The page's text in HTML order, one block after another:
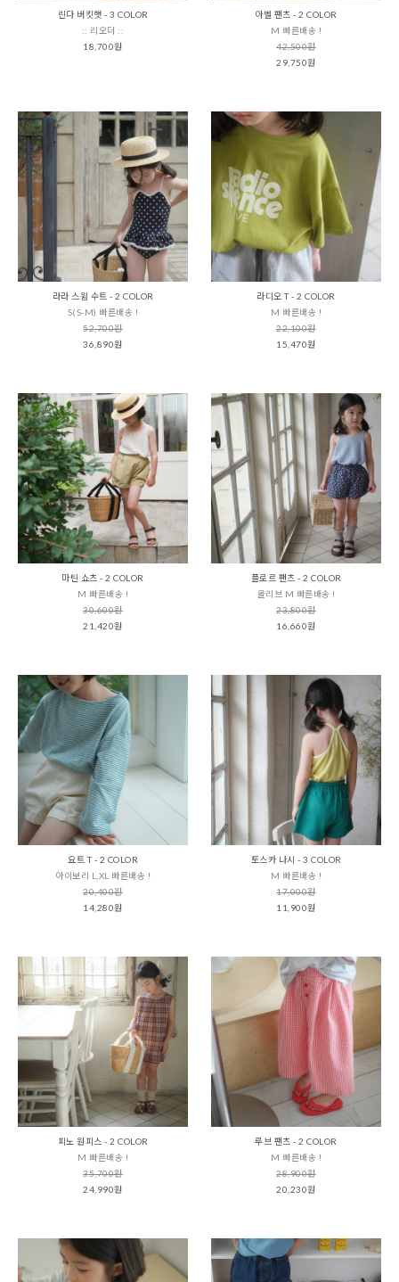
린다 버킷햇 - 3 COLOR
:: 리오더 ::
18,700원
아벨 팬츠 - 2 COLOR
M 빠른배송 !
42,500원
29,750원
라라 스윔 수트 - 2 COLOR
S(S-M) 빠른배송 !
52,700원
36,890원
라디오 T - 2 COLOR
M 빠른배송 !
22,100원
15,470원
마틴 쇼츠 - 2 COLOR
M 빠른배송 !
30,600원
21,420원
플로르 팬츠 - 2 COLOR
올리브 M 빠른배송 !
23,800원
16,660원
요트 T - 2 COLOR
아이보리 L,XL 빠른배송 !
20,400원
14,280원
토스카 나시 - 3 COLOR
M 빠른배송 !
17,000원
11,900원
피노 원피스 - 2 COLOR
M 빠른배송 !
35,700원
24,990원
루브 팬츠 - 2 COLOR
M 빠른배송 !
28,900원
20,230원